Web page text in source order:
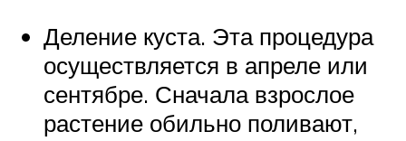
Деление куста. Эта процедура
осуществляется в апреле или
сентябре. Сначала взрослое
растение обильно поливают,